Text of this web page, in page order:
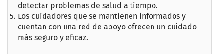
detectar problemas de salud a tiempo.
Los cuidadores que se mantienen informados y
cuentan con una red de apoyo ofrecen un cuidado
más seguro y eficaz.